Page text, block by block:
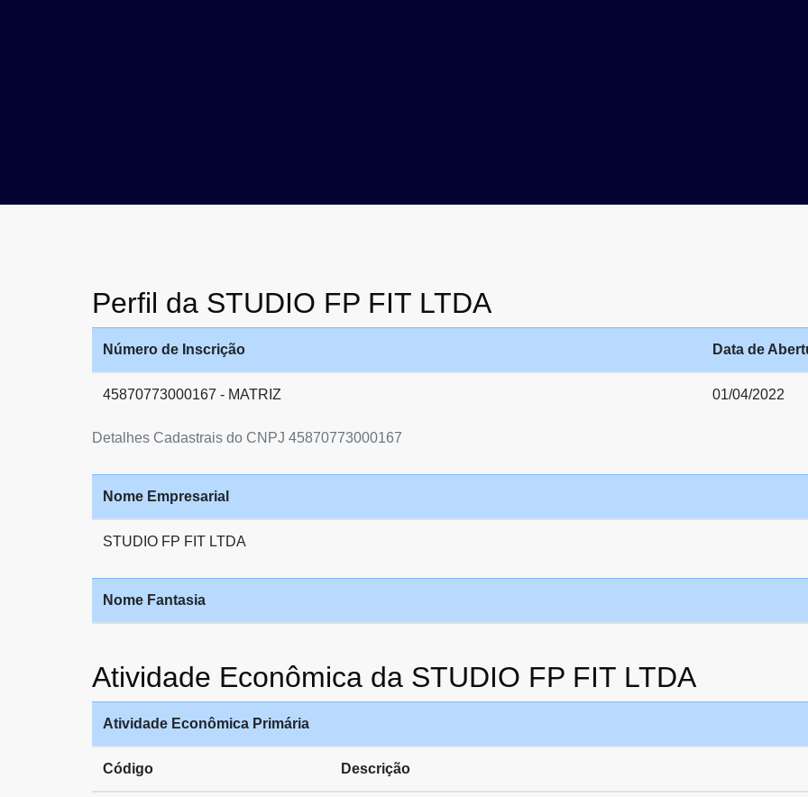
Perfil da STUDIO FP FIT LTDA
Detalhes Cadastrais do CNPJ 45870773000167
Número de Inscrição Data de
45870773000167 - MATRIZ 01/04/2022
Nome Empresarial
STUDIO FP FIT LTDA
Nome Fantasia
Atividade Econômica da STUDIO FP FIT LTDA
Atividade Econômica Primária
Código Descrição